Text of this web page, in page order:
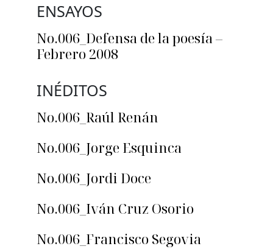
ENSAYOS
No.006_Defensa de la poesía –
Febrero 2008
INÉDITOS
No.006_Raúl Renán
No.006_Jorge Esquinca
No.006_Jordi Doce
No.006_Iván Cruz Osorio
No.006_Francisco Segovia